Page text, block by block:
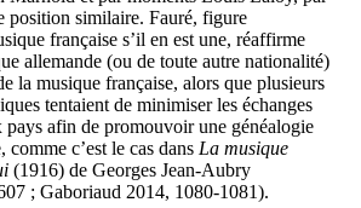
position similaire. Fauré, figure
française s’il en est une, réaffirme
allemande (ou de toute autre nationalité)
la musique française, alors que plusieurs
tentaient de minimiser les échanges
pays afin de promouvoir une généalogie
comme c’est le cas dans La musique
(1916) de Georges Jean-Aubry
; Gaboriaud 2014, 1080-1081).